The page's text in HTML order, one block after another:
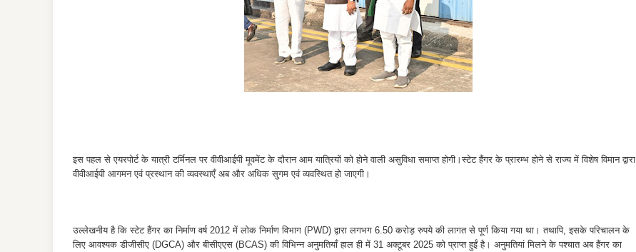
इस पहल से एयरपोर्ट के यात्री टर्मिनल पर वीवीआईपी मूवमेंट के दौरान आम यात्रियों को होने वाली असुविधा समाप्त होगी।स्टेट हैंगर के प्रारम्भ होने से राज्य में विशेष विमान द्वारा
वीवीआईपी आगमन एवं प्रस्थान की व्यवस्थाएँ अब और अधिक सुगम एवं व्यवस्थित हो जाएगी।
उल्लेखनीय है कि स्टेट हैंगर का निर्माण वर्ष 2012 में लोक निर्माण विभाग (PWD) द्वारा लगभग 6.50 करोड़ रुपये की लागत से पूर्ण किया गया था। तथापि, इसके परिचालन के
लिए आवश्यक डीजीसीए (DGCA) और बीसीएएस (BCAS) की विभिन्न अनुमतियाँ हाल ही में 31 अक्टूबर 2025 को प्राप्त हुईं है। अनुमतियां मिलने के पश्चात अब हैंगर का